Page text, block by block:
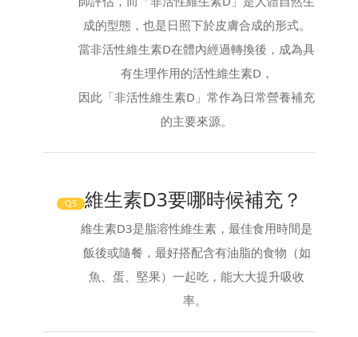
成的型態，也是日照下於皮膚合成的形式。
當非活性維生素D在體內經過轉換後，成為具
有生理作用的活性維生素D，
因此「非活性維生素D」常作為日常營養補充
的主要來源。
Q5 維生素D3要哪時候補充？
維生素D3是脂溶性維生素，最佳食用時間是
飯後或隨餐，最好搭配含有油脂的食物（如
魚、蛋、堅果）一起吃，能大大提升吸收
率。